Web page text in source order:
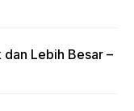
Lebih Besar –